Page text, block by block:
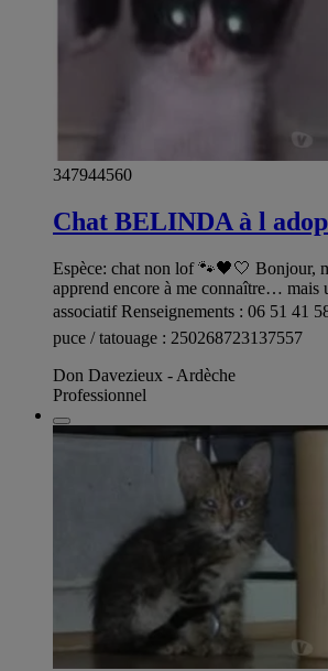
347944560
Chat BELINDA à l
Espèce: chat non lof 🐾🖤🤍 Bonjour,
apprend encore à me connaître… mais
associatif Renseignements : 06 51 41
puce / tatouage : 250268723137557
Don Davezieux - Ardèche
Professionnel